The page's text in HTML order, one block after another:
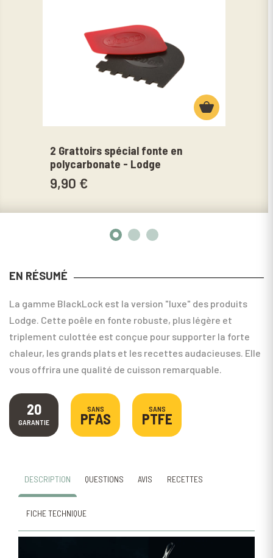
2 Grattoirs spécial fonte en
polycarbonate - Lodge
9,90 €
EN RÉSUMÉ
La gamme BlackLock est la version "luxe" des produits
Lodge. Cette poêle en fonte robuste, plus légère et
triplement culottée est conçue pour supporter la forte
chaleur, les grands plats et les recettes audacieuses. Elle
vous offrira une qualité de cuisson remarquable.
20
GARANTIE
SANS
PFAS
SANS
PTFE
DESCRIPTION QUESTIONS AVIS RECETTES
FICHE TECHNIQUE